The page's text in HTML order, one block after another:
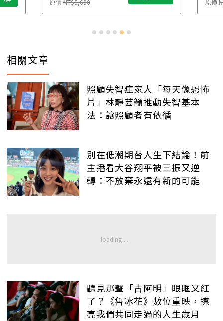
原價NT$5,600 原價
相關文章
照顧失智症家人「每天像恐怖
片」林靜芸籲推動失智基本
法：讓照顧者有依循
別在低潮期替人生下結論！前
主播看大谷翔平被三振又逆
轉：不放棄永遠有新的可能
聽見那聲「古阿明」眼眶又紅
了？《魯冰花》數位重映，擦
亮我們共同走過的人生歲月